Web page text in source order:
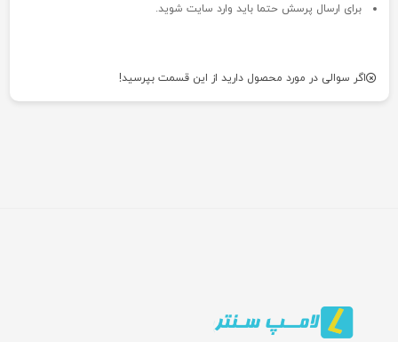
برای ارسال پرسش حتما باید وارد سایت شوید.
اگر سوالی در مورد محصول دارید از این قسمت بپرسید!